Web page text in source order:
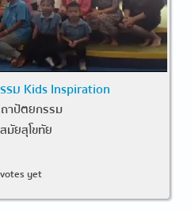
ม Kids Inspiration
าปัตยกรรม
มัยสุโขทัย
yet